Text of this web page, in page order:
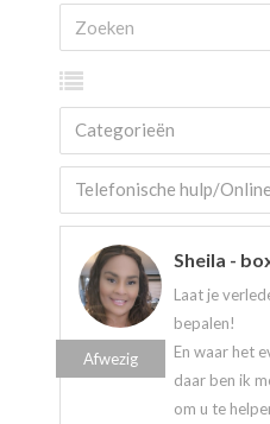
Categorieën
Telefonische hulp/
Sheila -
Laat je
bepalen!
En waar het
daar ben ik
om u te
Afwezig